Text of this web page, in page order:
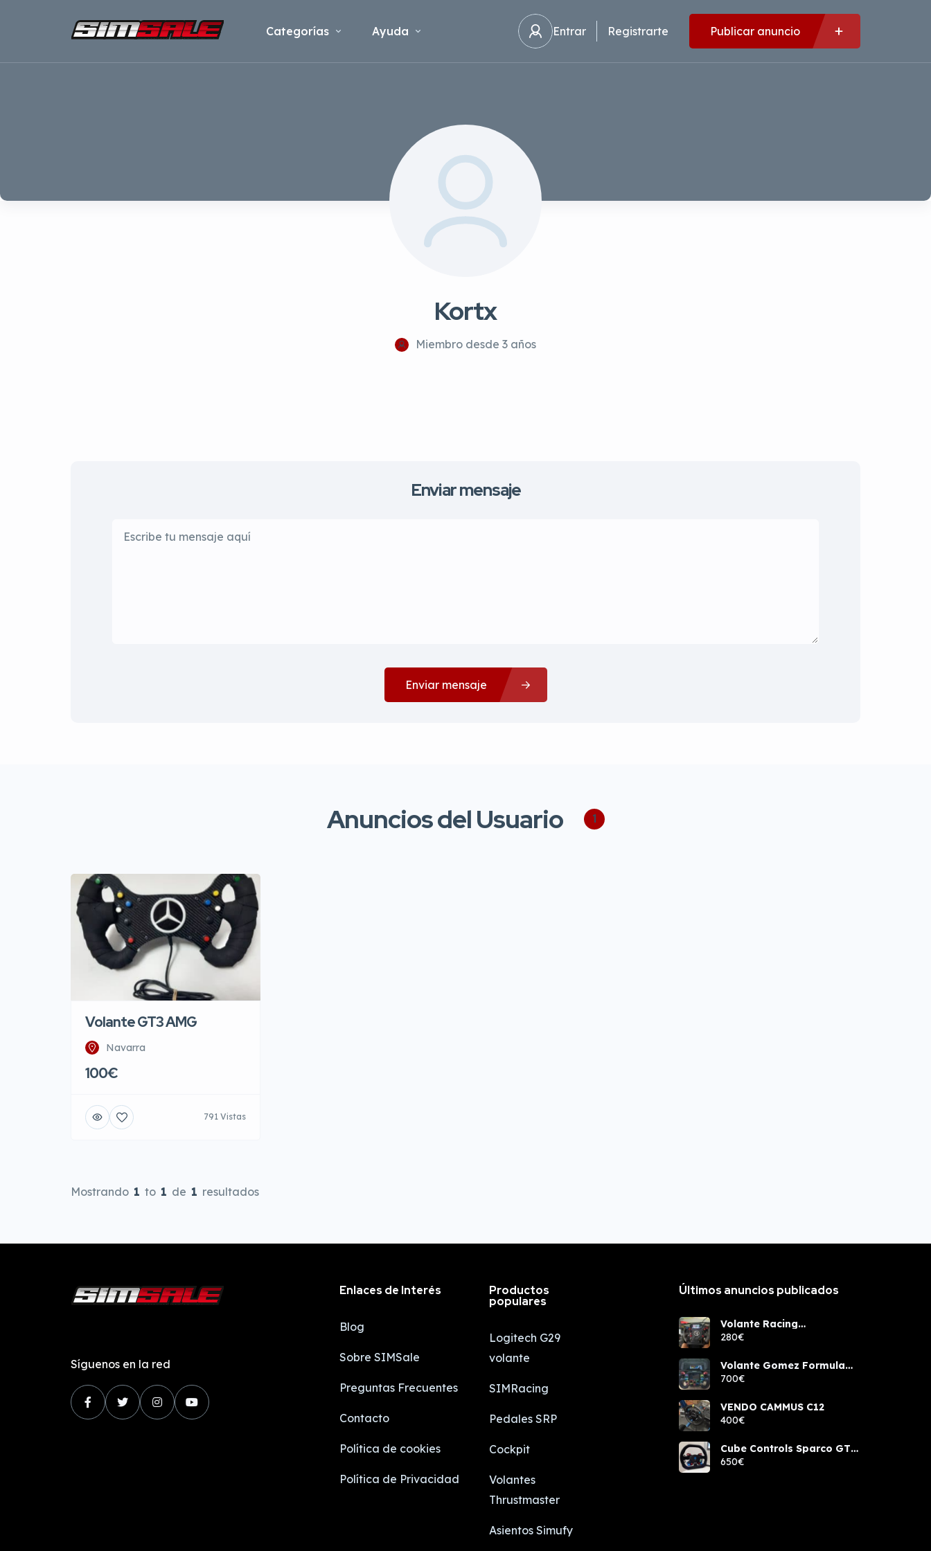
Categorías Ayuda Entrar Registrarte Publicar anuncio
Kortx
Miembro desde 3 años
Enviar mensaje
Enviar mensaje
Anuncios del Usuario 1
Volante GT3 AMG
Navarra
100€
791 Vistas
Mostrando 1 to 1 de 1 resultados
Síguenos en la red
Enlaces de Interés
Blog
Sobre SIMSale
Preguntas Frecuentes
Contacto
Política de cookies
Política de Privacidad
Productos
populares
Logitech G29
volante
SIMRacing
Pedales SRP
Cockpit
Volantes
Thrustmaster
Asientos Simufy
Últimos anuncios publicados
Volante Racing
components rcw sport
280€
Volante Gomez Formula
Pro Elite
700€
VENDO CAMMUS C12
400€
Cube Controls Sparco GT
PRO NUEVO
650€